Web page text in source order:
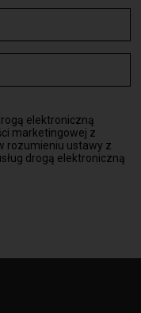
elektroniczną
marketingowej z
rozumieniu ustawy z
drogą elektroniczną